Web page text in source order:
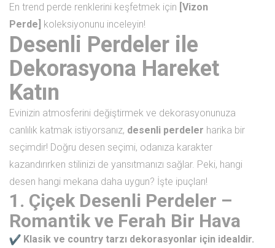
En trend perde renklerini keşfetmek için [Vizon
Perde] koleksiyonunu inceleyin!
Desenli Perdeler ile
Dekorasyona Hareket
Katın
Evinizin atmosferini değiştirmek ve dekorasyonunuza
canlılık katmak istiyorsanız, desenli perdeler harika bir
seçimdir! Doğru desen seçimi, odanıza karakter
kazandırırken stilinizi de yansıtmanızı sağlar. Peki, hangi
desen hangi mekana daha uygun? İşte ipuçları!
1. Çiçek Desenli Perdeler –
Romantik ve Ferah Bir Hava
Klasik ve country tarzı dekorasyonlar için idealdir.